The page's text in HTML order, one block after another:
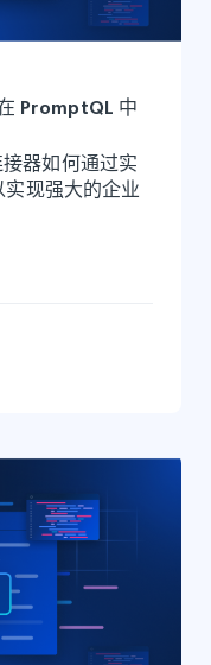
PromptQL 中
接器如何通过实
实现强大的企业